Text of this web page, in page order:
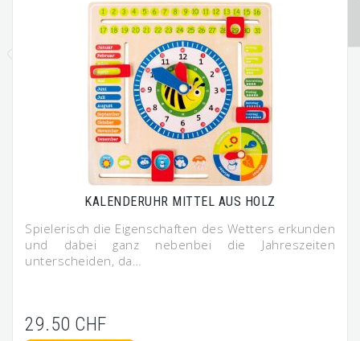
KALENDERUHR MITTEL AUS HOLZ
Spielerisch die Eigenschaften des Wetters erkunden
und dabei ganz nebenbei die Jahreszeiten
unterscheiden, da…
29.50 CHF